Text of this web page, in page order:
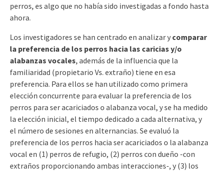
perros, es algo que no había sido investigadas a fondo hasta
ahora.
Los investigadores se han centrado en analizar y comparar
la preferencia de los perros hacia las caricias y/o
alabanzas vocales, además de la influencia que la
familiaridad (propietario Vs. extraño) tiene en esa
preferencia. Para ellos se han utilizado como primera
elección concurrente para evaluar la preferencia de los
perros para ser acariciados o alabanza vocal, y se ha medido
la elección inicial, el tiempo dedicado a cada alternativa, y
el número de sesiones en alternancias. Se evaluó la
preferencia de los perros hacia ser acariciados o la alabanza
vocal en (1) perros de refugio, (2) perros con dueño -con
extraños proporcionando ambas interacciones-, y (3) los